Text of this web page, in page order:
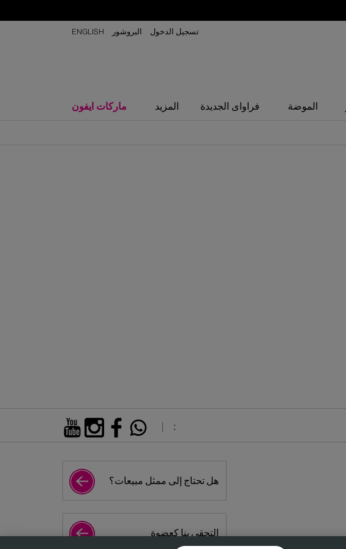
تسجيل الدخول البروشور ENGLISH
الموضة فراواى الجديدة المزيد ماركات ايفون
:
هل تحتاج إلى ممثل مبيعات؟
إلتحقي بنا كعضوة